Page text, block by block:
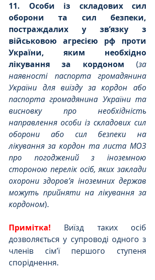
11. Особи із складових сил
оборони та сил безпеки,
постраждалих у зв’язку з
військовою агресією рф проти
України, яким необхідно
лікування за кордоном (за
наявності паспорта громадянина
України для виїзду за кордон або
паспорта громадянина України та
висновку про необхідність
направлення особи із складових сил
оборони або сил безпеки на
лікування за кордон та листа МОЗ
про погоджений з іноземною
стороною перелік осіб, яких заклади
охорони здоров’я іноземних держав
можуть прийняти на лікування за
кордоном).
Примітка! Виїзд таких осіб
дозволяється у супроводі одного з
членів сім’ї першого ступеня
споріднення.